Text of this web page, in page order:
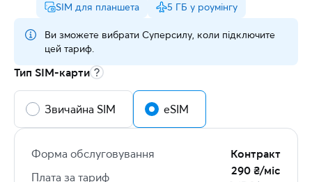
SIM для планшета
5 ГБ у роумінгу
Ви зможете вибрати Суперсилу, коли підключите
цей тариф.
Тип SIM-карти
Звичайна SIM eSIM
Форма обслуговування
Контракт
Плата за тариф
290 ₴/міс